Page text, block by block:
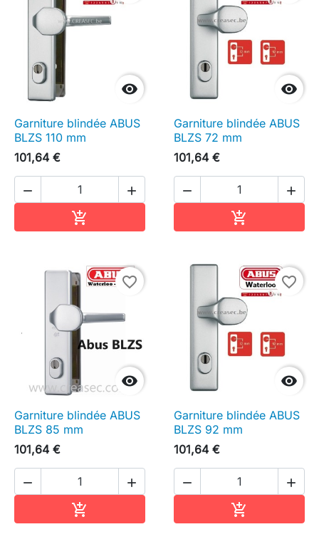

Garniture blindée ABUS
BLZS 110 mm
101,64 €
 


Garniture blindée ABUS
BLZS 72 mm
101,64 €
 


favorite_border
Garniture blindée ABUS
BLZS 85 mm
101,64 €
 


favorite_border
Garniture blindée ABUS
BLZS 92 mm
101,64 €
 
